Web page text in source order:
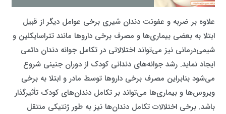
علاوه بر ضربه و عفونت دندان شیری برخی عوامل دیگر از قبیل
ابتلا به بعضی بیماری‌ها و مصرف برخی داروها مانند تتراسایکلین و
شیمی‌درمانی نیز می‌تواند اختلالاتی در تکامل جوانه دندان دائمی
ایجاد نماید. رشد جوانه‌های دندانی کودک از دوران جنینی شروع
می‌شود بنابراین مصرف برخی داروها توسط مادر و ابتلا به برخی
ویروس‌ها و بیماری‌ها می‌تواند بر تکامل دندان‌های کودک تأثیرگذار
باشد. برخی اختلالات تکامل دندان‌ها نیز به‌ طور ژنتیکی منتقل